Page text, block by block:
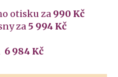
otisku za 990 Kč
za 5 994 Kč
984 Kč